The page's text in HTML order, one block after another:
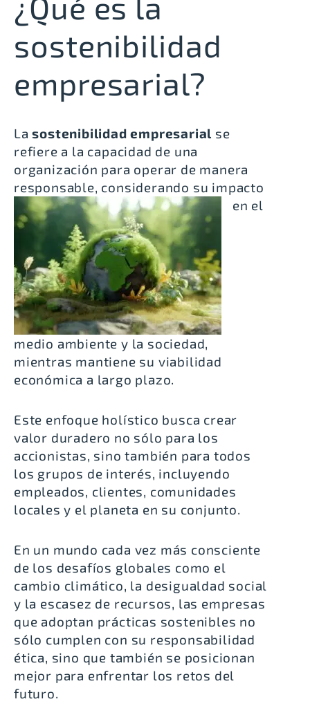
sostenibilidad
empresarial?
Lasostenibilidad empresarial se
refiere a la capacidad de una
organización para operar de manera
responsable, considerando su impacto
en el
medio ambiente y la sociedad,
mientras mantiene su viabilidad
económica a largo plazo.
Este enfoque holístico busca crear
valor duradero no sólo para los
accionistas, sino también para todos
los grupos de interés, incluyendo
empleados, clientes, comunidades
locales y el planeta en su conjunto.
En un mundo cada vez más consciente
de los desafíos globales como el
cambio climático, la desigualdad social
y la escasez de recursos, las empresas
que adoptan prácticas sostenibles no
sólo cumplen con su responsabilidad
ética, sino que también se posicionan
mejor para enfrentar los retos del
futuro.